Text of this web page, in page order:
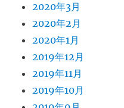
2020年3月
2020年2月
2020年1月
2019年12月
2019年11月
2019年10月